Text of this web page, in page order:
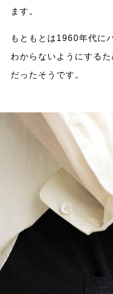
ます。
もともとは1960年代に
わからないようにする
だったそうです。